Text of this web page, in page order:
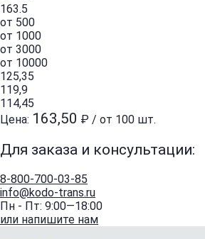
163.5
от 500
от 1000
от 3000
от 10000
125,35
119,9
114,45
Цена: 163,50 ₽ / от 100 шт.
Для заказа и консультации:
8-800-700-03-85
info@kodo-trans.ru
Пн - Пт: 9:00—18:00
или напишите нам